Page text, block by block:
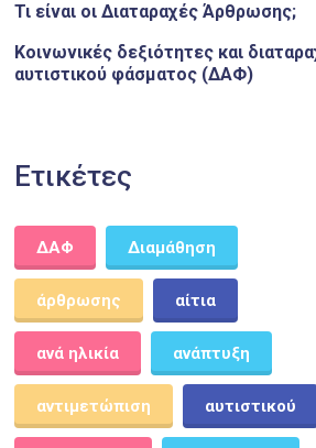
Τι είναι οι Διαταραχές Άρθρωσης;
Κοινωνικές δεξιότητες και
αυτιστικού φάσματος (ΔΑΦ)
Ετικέτες
ΔΑΦ Διαμάθηση
άρθρωσης αίτια
ανά ηλικία ανάπτυξη
αντιμετώπιση αυτιστικού